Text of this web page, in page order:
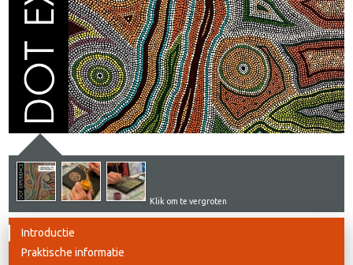
Klik om te vergroten
Introductie
Praktische informatie